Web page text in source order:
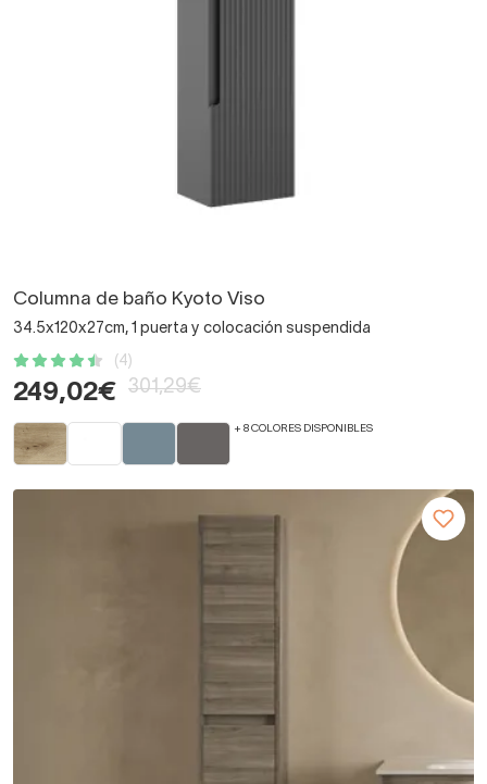
Columna de baño Kyoto Viso
34.5x120x27cm, 1 puerta y colocación suspendida
(4)
249,02€ 301,29€
+ 8 COLORES DISPONIBLES